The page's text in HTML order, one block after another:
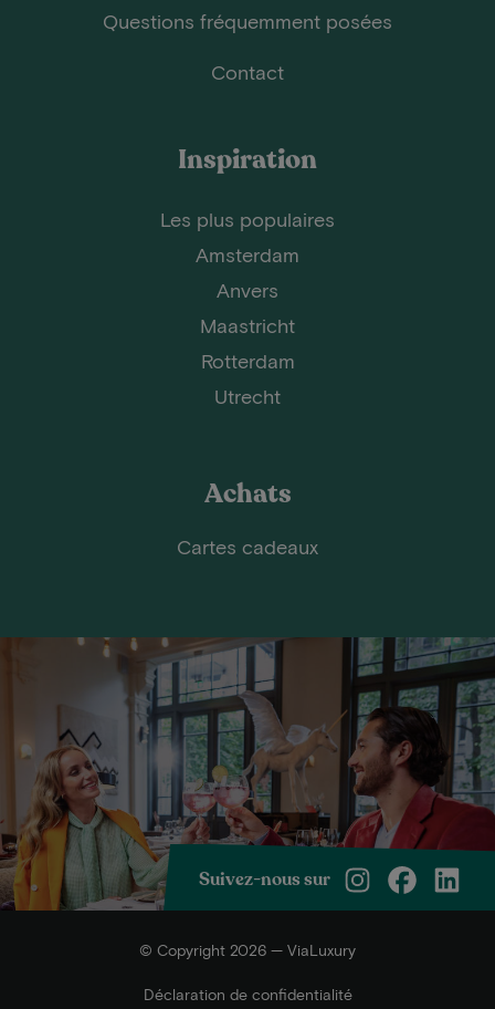
Questions fréquemment posées
Contact
Inspiration
Les plus populaires
Amsterdam
Anvers
Maastricht
Rotterdam
Utrecht
Achats
Cartes cadeaux
Suivez-nous sur
© Copyright 2026 — ViaLuxury
Déclaration de confidentialité